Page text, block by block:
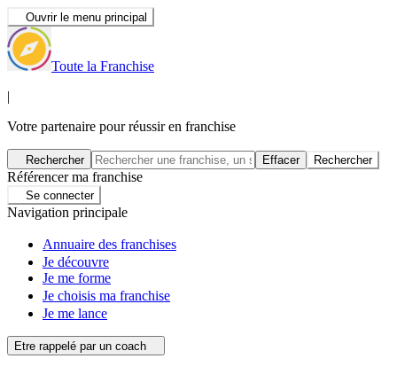
Ouvrir le menu principal
Toute la Franchise
|
Votre partenaire pour réussir en franchise
Rechercher Effacer Rechercher
Référencer ma franchise
Se connecter
Navigation principale
Annuaire des franchises
Je découvre
Je me forme
Je choisis ma franchise
Je me lance
Etre rappelé par un coach